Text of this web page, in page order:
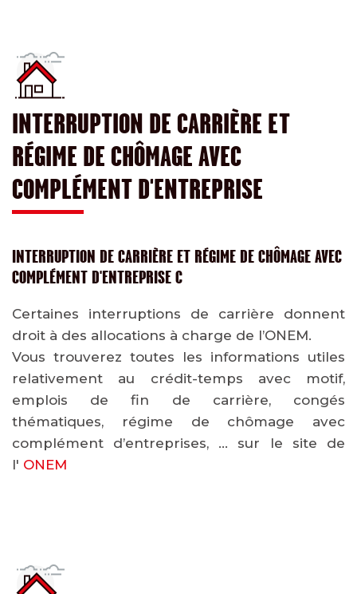
INTERRUPTION DE CARRIÈRE ET
RÉGIME DE CHÔMAGE AVEC
COMPLÉMENT D'ENTREPRISE
INTERRUPTION DE CARRIÈRE ET RÉGIME DE CHÔMAGE AVEC
COMPLÉMENT D'ENTREPRISE C
Certaines interruptions de carrière donnent
droit à des allocations à charge de l’ONEM.
Vous trouverez toutes les informations utiles
relativement au crédit-temps avec motif,
emplois de fin de carrière, congés
thématiques, régime de chômage avec
complément d’entreprises, … sur le site de
l' ONEM